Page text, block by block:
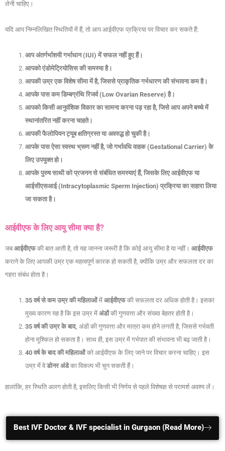
लेनी चाहिए।
यदि आप निम्नलिखित स्थितियों में हैं, तो आप आईवीएफ प्रक्रिया पर विचार कर सकते हैं:
आप अंतर्गर्भाशयी गर्भाधान (IUI) में सफल नहीं हुए हैं।
आपको एंडोमेट्रियोसिस की समस्या है।
आपकी उम्र एक विशेष सीमा में है, जिससे प्राकृतिक गर्भधारण की संभावना कम है।
आपके पास कम डिम्बग्रंथि रिजर्व (Low Ovarian Reserve) है।
आपको किसी आनुवंशिक विकार का सामना करना पड़ रहा है, जिसे आप अपने बच्चे में
स्थानांतरित नहीं करना चाहते।
आपकी फैलोपियन ट्यूब क्षतिग्रस्त या अवरुद्ध हो चुकी है।
आपके पास ऐसा स्वस्थ भ्रूण नहीं है, जो गर्भावधि वाहक (Gestational Carrier) के
लिए उपयुक्त हो।
आपके पुरुष साथी को प्रजनन से संबंधित समस्याएं हैं, जिसके लिए आईवीएफ या
आईसीएसआई (Intracytoplasmic Sperm Injection) प्रक्रिया का सहारा लिया
जा सकता है।
आईवीएफ के लिए आयु सीमा क्या है?
जबआईवीएफकी बात आती है, तो यह जानना जरूरी है कि कोई आयु सीमा है या नहीं। आईवीएफ
कराने के लिए आपकी उम्र एक महत्वपूर्ण कारक हो सकती है, क्योंकि उम्र और सफलता दर का
गहरा संबंध होता है।
35 वर्ष से कम उम्र की महिलाओंमें आईवीएफकी सफलता दर अधिक होती है। इसका
मुख्य कारण यह है कि इस उम्र में अंडोंकी गुणवत्ता और संख्या बेहतर होती है।
35 वर्ष की उम्र के बाद, अंडों की गुणवत्ता और मात्रा कम होने लगती है, जिससे गर्भवती
होना मुश्किल हो सकता है। साथ ही, इस उम्र में गर्भपात की संभावना भी बढ़ जाती है।
40 वर्ष के बाद की महिलाओंको आईवीएफ के लिए जाने पर विचार करना चाहिए। इस
उम्र में वेडोनर अंडेका विकल्प भी चुन सकती हैं।
हालांकि, हर स्थिति अलग होती है, इसलिए किसी भी निर्णय से पहले विशेषज्ञ से परामर्श अवश्य लें।
Best IVF Doctor & IVF specialist in Gurgaon (Read More)